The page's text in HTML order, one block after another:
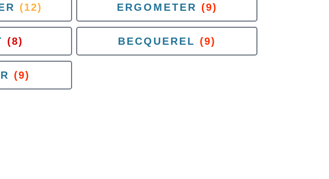
(12) ERGOMETER (9)
(8) BECQUEREL (9)
(9)